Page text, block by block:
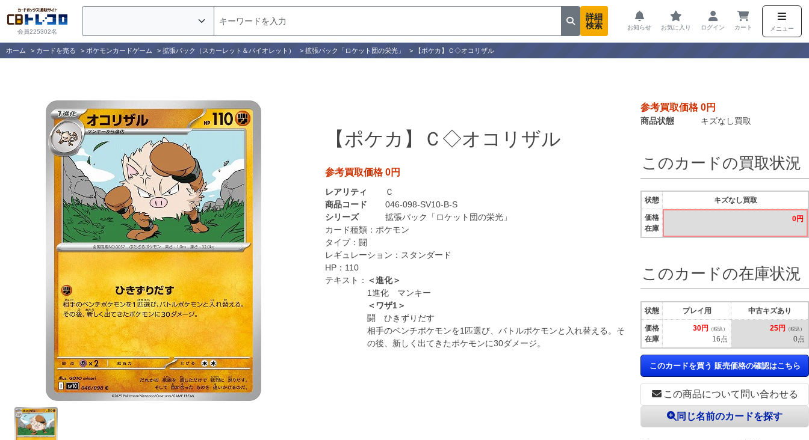
会員225302名
詳細
検索
お知らせ お気に入り ログイン カート メニュー
ホーム > カードを売る > ポケモンカードゲーム > 拡張パック（スカーレット＆バイオレット） > 拡張パック「ロケット団の栄光」 > 【ポケカ】Ｃ◇オコリザル
【ポケカ】Ｃ◇オコリザル
参考買取価格 0円
レアリティ
Ｃ
商品コード
046-098-SV10-B-S
シリーズ
拡張パック「ロケット団の栄光」
カード種類： ポケモン
タイプ： 闘
レギュレーション： スタンダード
HP： 110
テキスト： ＜進化＞
1進化 マンキー
＜ワザ1＞
闘 ひきずりだす
相手のベンチポケモンを1匹選び、バトルポケモンと入れ替える。そ
の後、新しく出てきたポケモンに30ダメージ。
参考買取価格 0円
商品状態 キズなし買取
この商品について問い合わせる
同じ名前のカードを探す
このカードの買取状況
状態
価格
在庫
キズなし買取
0円
このカードの在庫状況
状態
価格
在庫
プレイ用
30円 （税込）
16点
中古キズあり
25円 （税込）
0点
このカードを買う 販売価格の確認はこちら